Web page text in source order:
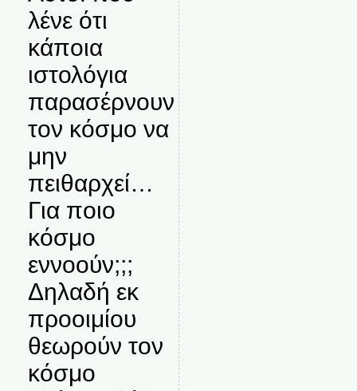
λένε ότι
κάποια
ιστολόγια
παρασέρνουν
τον κόσμο να
μην
πειθαρχεί…
Για ποιο
κόσμο
εννοούν;;;
Δηλαδή εκ
προοιμίου
θεωρούν τον
κόσμο